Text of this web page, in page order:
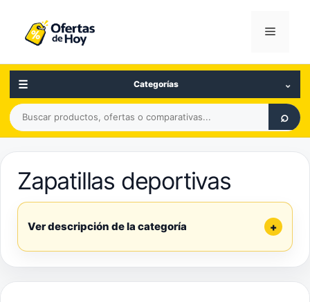
contenido
Menú
☰ Categorías ⌄
Buscar
productos,
comparativas
⌕
Zapatillas deportivas
Ver descripción de la categoría +